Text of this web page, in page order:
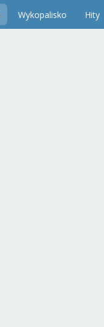
Wykopalisko Hity